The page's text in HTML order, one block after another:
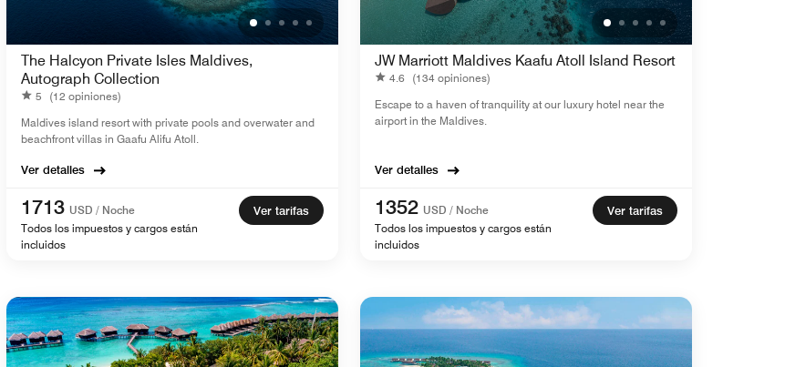
The Halcyon Private Isles Maldives,
Autograph Collection
5
(12 opiniones)
Maldives island resort with private pools and overwater and
beachfront villas in Gaafu Alifu Atoll.
Ver detalles
1713 USD / Noche
Todos los impuestos y cargos están
incluidos
Ver tarifas
JW Marriott Maldives Kaafu Atoll Island Resort
4.6 (134 opiniones)
Escape to a haven of tranquility at our luxury hotel near the
airport in the Maldives.
Ver detalles
1352 USD / Noche
Todos los impuestos y cargos están
incluidos
Ver tarifas